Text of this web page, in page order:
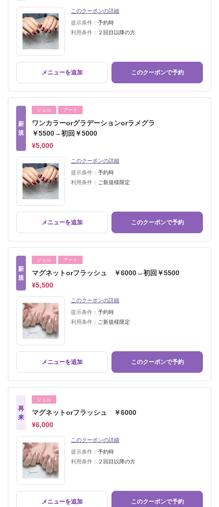
このクーポンの詳細
提示条件： 予約時
利用条件：
２回目以降の方
メニューを追加 このクーポンで予約
新
規
ジェル アート
ワンカラーorグラデーションorラメグラ
￥5500→初回￥5000
¥5,000
このクーポンの詳細
提示条件： 予約時
利用条件： ご新規様限定
メニューを追加 このクーポンで予約
新
規
ジェル アート
マグネットorフラッシュ ￥6000→初回￥5500
¥5,500
このクーポンの詳細
提示条件： 予約時
利用条件： ご新規様限定
メニューを追加 このクーポンで予約
再
来
ジェル
マグネットorフラッシュ ￥6000
¥6,000
このクーポンの詳細
提示条件： 予約時
利用条件：
２回目以降の方
メニューを追加 このクーポンで予約